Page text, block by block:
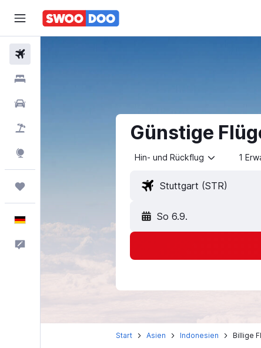
Günstige
Hin- und Rückflug 1
So 6.9.
Start Asien Indonesien Billige